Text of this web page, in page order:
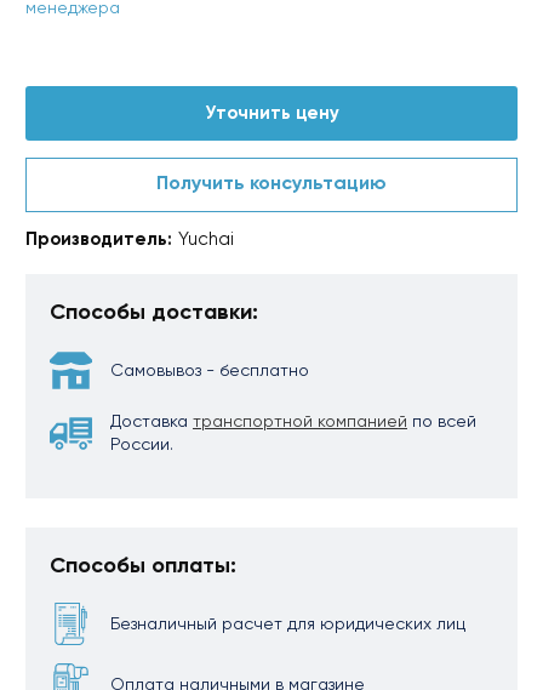
менеджера
Уточнить цену
Получить консультацию
Производитель: Yuchai
Способы доставки:
Самовывоз - бесплатно
Доставка транспортной компанией по всей
России.
Способы оплаты:
Безналичный расчет для юридических лиц
Оплата наличными в магазине